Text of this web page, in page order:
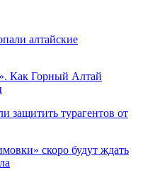
алтайские
Как Горный Алтай
защитить турагентов от
скоро будут ждать